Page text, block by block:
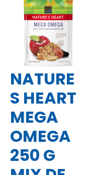
NATURE
S HEART
MEGA
OMEGA
250 G